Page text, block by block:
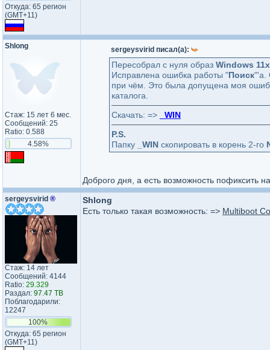
Откуда: 65 регион
(GMT+11)
Shlong
Стаж: 15 лет 6 мес.
Сообщений: 25
Ratio: 0.588
4.58%
sergeysvirid писал(а):
Пересобрал с нуля образ Windows
Исправлена ошибка работы "Поиск"'а.
при чём. Это была допущена моя
каталога.
Скачать: =>
_WIN
P.S.
Папку
_WIN скопировать в корень 2-го
Доброго дня, а есть возможность пофиксить
sergeysvirid ®
Стаж: 14 лет
Сообщений: 4144
Ratio: 29.329
Раздал: 97.47 TB
Поблагодарили:
12247
100%
Откуда: 65 регион
(GMT+11)
Shlong
Есть только такая возможность: => Multiboot